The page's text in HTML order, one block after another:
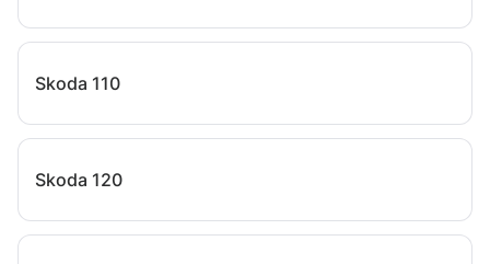
Skoda 110
Skoda 120